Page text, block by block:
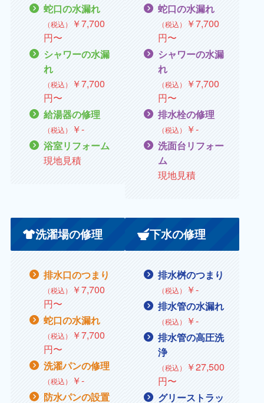
蛇口の水漏れ
（税込） ￥7,700
円〜
シャワーの水漏
れ
（税込） ￥7,700
円〜
給湯器の修理
（税込） ￥‐
浴室リフォーム
現地見積
蛇口の水漏れ
（税込）
￥7,700
円〜
シャワーの水漏
れ
（税込） ￥7,700
円〜
排水栓の修理
（税込） ￥‐
洗面台リフォー
ム
現地見積
洗濯場の修理
排水口のつまり
（税込）
￥7,700
円〜
蛇口の水漏れ
（税込） ￥7,700
円〜
洗濯パンの修理
（税込） ￥‐
防水パンの設置
下水の修理
排水桝のつまり
（税込） ￥‐
排水管の水漏れ
（税込） ￥‐
排水管の高圧洗
浄
（税込）
￥27,500
円〜
グリーストラッ